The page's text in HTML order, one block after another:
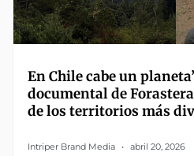
En Chile cabe un
documental de
de los territorios más
Intriper Brand Media abril 20, 2026